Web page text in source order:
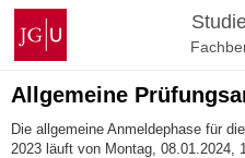
Zum
Inhalt
springen
Johannes
Gutenberg-
Universität
Mainz
Allgemeine
Die allgemeine Anmeldephase für
2023 läuft von Montag, 08.01.2024,